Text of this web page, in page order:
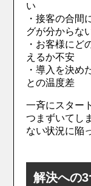
い
・接客の合間
グが分からな
・お客様にど
えるか不安
・導入を決め
との温度差
一斉にスター
つまずいてし
ない状況に陥
解決への